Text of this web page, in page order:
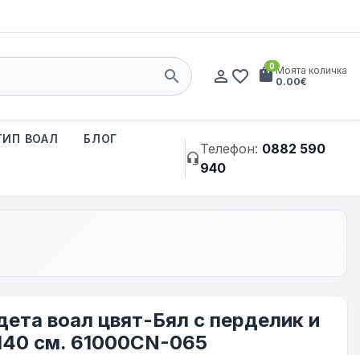
search person_outline favorite_border shopping_bag
0Моята количка
0.00€
ВОАЛ БЛОГ
headset_mic
Телефон: 0882 590
940
воал цвят-Бял с перделик и
см. 61000CN-065